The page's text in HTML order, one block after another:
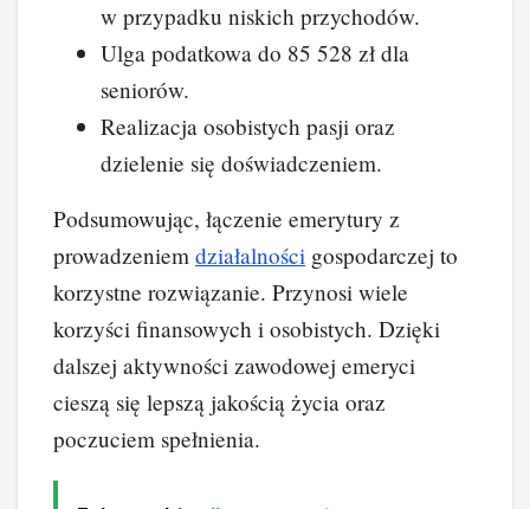
w przypadku niskich przychodów.
Ulga podatkowa do 85 528 zł dla
seniorów.
Realizacja osobistych pasji oraz
dzielenie się doświadczeniem.
Podsumowując, łączenie emerytury z
prowadzeniem działalności gospodarczej to
korzystne rozwiązanie. Przynosi wiele
korzyści finansowych i osobistych. Dzięki
dalszej aktywności zawodowej emeryci
cieszą się lepszą jakością życia oraz
poczuciem spełnienia.